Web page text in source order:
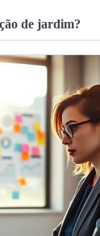
de jardim?